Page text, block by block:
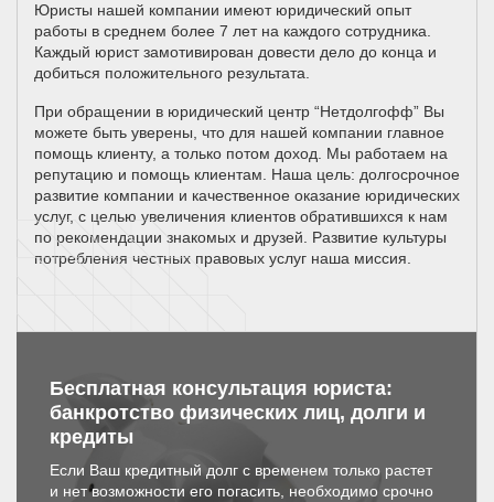
Юристы нашей компании имеют юридический опыт
работы в среднем более 7 лет на каждого сотрудника.
Каждый юрист замотивирован довести дело до конца и
добиться положительного результата.
При обращении в юридический центр “Нетдолгофф” Вы
можете быть уверены, что для нашей компании главное
помощь клиенту, а только потом доход. Мы работаем на
репутацию и помощь клиентам. Наша цель: долгосрочное
развитие компании и качественное оказание юридических
услуг, с целью увеличения клиентов обратившихся к нам
по рекомендации знакомых и друзей. Развитие культуры
потребления честных правовых услуг наша миссия.
Бесплатная консультация юриста:
банкротство физических лиц, долги и
кредиты
Если Ваш кредитный долг с временем только растет
и нет возможности его погасить, необходимо срочно